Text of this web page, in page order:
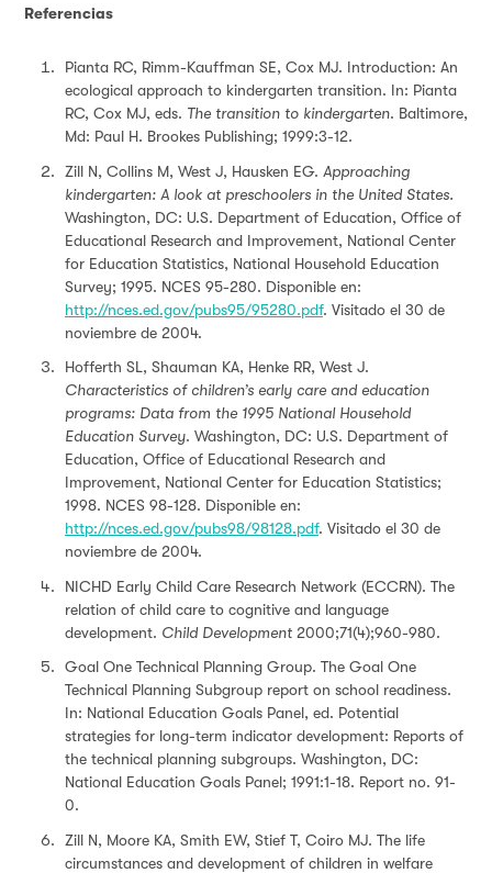
Referencias
Pianta RC, Rimm-Kauffman SE, Cox MJ. Introduction: An
ecological approach to kindergarten transition. In: Pianta
RC, Cox MJ, eds. The transition to kindergarten. Baltimore,
Md: Paul H. Brookes Publishing; 1999:3-12.
Zill N, Collins M, West J, Hausken EG. Approaching
kindergarten: A look at preschoolers in the United States.
Washington, DC: U.S. Department of Education, Office of
Educational Research and Improvement, National Center
for Education Statistics, National Household Education
Survey; 1995. NCES 95-280. Disponible en:
http://nces.ed.gov/pubs95/95280.pdf. Visitado el 30 de
noviembre de 2004.
Hofferth SL, Shauman KA, Henke RR, West J.
Characteristics of children’s early care and education
programs: Data from the 1995 National Household
Education Survey. Washington, DC: U.S. Department of
Education, Office of Educational Research and
Improvement, National Center for Education Statistics;
1998. NCES 98-128. Disponible en:
http://nces.ed.gov/pubs98/98128.pdf. Visitado el 30 de
noviembre de 2004.
NICHD Early Child Care Research Network (ECCRN). The
relation of child care to cognitive and language
development. Child Development 2000;71(4);960-980.
Goal One Technical Planning Group. The Goal One
Technical Planning Subgroup report on school readiness.
In: National Education Goals Panel, ed. Potential
strategies for long-term indicator development: Reports of
the technical planning subgroups. Washington, DC:
National Education Goals Panel; 1991:1-18. Report no. 91-
0.
Zill N, Moore KA, Smith EW, Stief T, Coiro MJ. The life
circumstances and development of children in welfare